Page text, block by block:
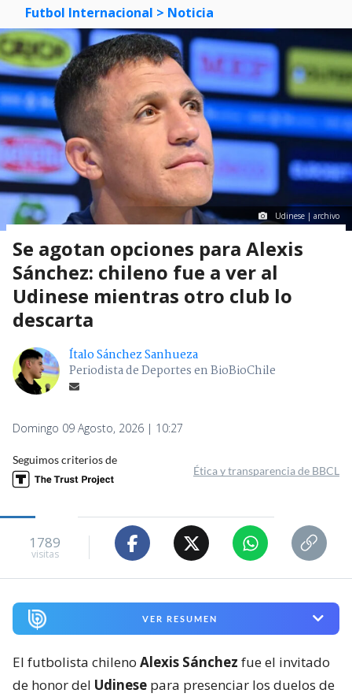
Futbol Internacional > Noticia
Udinese | archivo
Se agotan opciones para Alexis
Sánchez: chileno fue a ver al
Udinese mientras otro club lo
descarta
Ítalo Sánchez Sanhueza
Periodista de Deportes en BioBioChile
Domingo 09 Agosto, 2026 | 10:27
Seguimos criterios de
Ética y transparencia de BBCL
1789
visitas
VER RESUMEN
El futbolista chileno Alexis Sánchez fue el invitado
de honor del Udinese para presenciar los duelos de